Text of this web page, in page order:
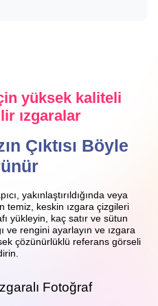
yüksek kaliteli
ızgaralar
Çıktısı Böyle
yakınlaştırıldığında veya
temiz, keskin ızgara çizgileri
yükleyin, kaç satır ve sütun
ve rengini ayarlayın ve ızgara
çözünürlüklü referans görseli
Fotoğraf